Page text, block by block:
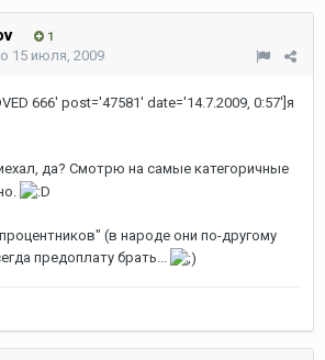
1
15 июля, 2009
666' post='47581' date='14.7.2009, 0:57']я
да? Смотрю на самые категоричные
(в народе они по-другому
предоплату брать...